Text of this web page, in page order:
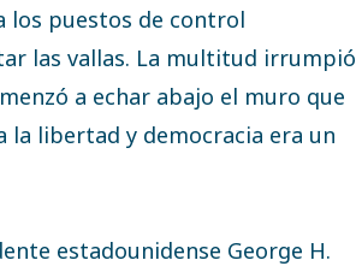
los puestos de control
las vallas. La multitud irrumpió
a echar abajo el muro que
la libertad y democracia era un
estadounidense George H.